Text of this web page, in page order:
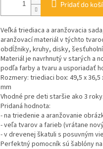
Pridať do
Veľká triediaca a aranžovacia
aranžovací materiál v týchto
obdĺžniky, kruhy, disky,
Materiál je navrhnutý v starých a
podľa farby a tvaru a usporiadať
Rozmery: triediaci box: 49,5 x
mm
Vhodné pre deti staršie ako 3 roky.
Pridaná hodnota:
- na triedenie a aranžovanie
- veľa tvarov a farieb (vrátane
- v drevenej škatuli s posuvným
Perfektný pomocník sú šablóny